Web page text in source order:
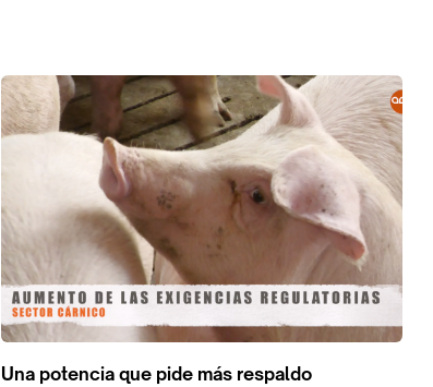
Una potencia que pide más respaldo